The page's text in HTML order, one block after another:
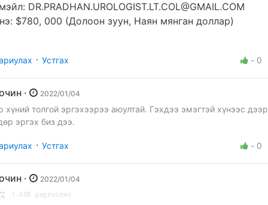
DR.PRADHAN.UROLOGIST.LT.COL@GMAIL.COM
$780, 000 (Долоон зуун, Наян мянган доллар)
· Устгах - 0
Зочин · 2022/01/04
хүний толгой эргэхээрээ аюултай. Гэхдээ эмэгтэй хүнээс
эргэх биз дээ.
· Устгах - 0
Зочин · 2022/01/04